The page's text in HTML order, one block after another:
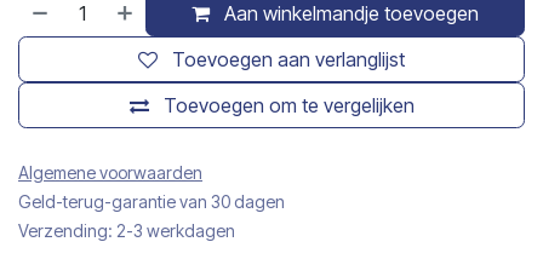
Aan winkelmandje toevoegen
Toevoegen om te vergelijken
Toevoegen aan verlanglijst
Algemene voorwaarden
Geld-terug-garantie van 30 dagen
Verzending: 2-3 werkdagen